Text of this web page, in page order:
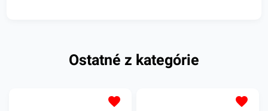
Ostatné z kategórie